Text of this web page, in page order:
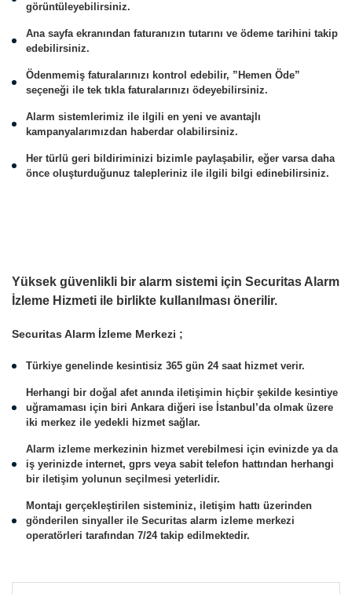
görüntüleyebilirsiniz.
Ana sayfa ekranından faturanızın tutarını ve ödeme tarihini takip
edebilirsiniz.
Ödenmemiş faturalarınızı kontrol edebilir, ”Hemen Öde”
seçeneği ile tek tıkla faturalarınızı ödeyebilirsiniz.
Alarm sistemlerimiz ile ilgili en yeni ve avantajlı
kampanyalarımızdan haberdar olabilirsiniz.
Her türlü geri bildiriminizi bizimle paylaşabilir, eğer varsa daha
önce oluşturduğunuz talepleriniz ile ilgili bilgi edinebilirsiniz.
Yüksek güvenlikli bir alarm sistemi için Securitas Alarm
İzleme Hizmeti ile birlikte kullanılması önerilir.
Securitas Alarm İzleme Merkezi ;
Türkiye genelinde kesintisiz 365 gün 24 saat hizmet verir.
Herhangi bir doğal afet anında iletişimin hiçbir şekilde kesintiye
uğramaması için biri Ankara diğeri ise İstanbul’da olmak üzere
iki merkez ile yedekli hizmet sağlar.
Alarm izleme merkezinin hizmet verebilmesi için evinizde ya da
iş yerinizde internet, gprs veya sabit telefon hattından herhangi
bir iletişim yolunun seçilmesi yeterlidir.
Montajı gerçekleştirilen sisteminiz, iletişim hattı üzerinden
gönderilen sinyaller ile Securitas alarm izleme merkezi
operatörleri tarafından 7/24 takip edilmektedir.